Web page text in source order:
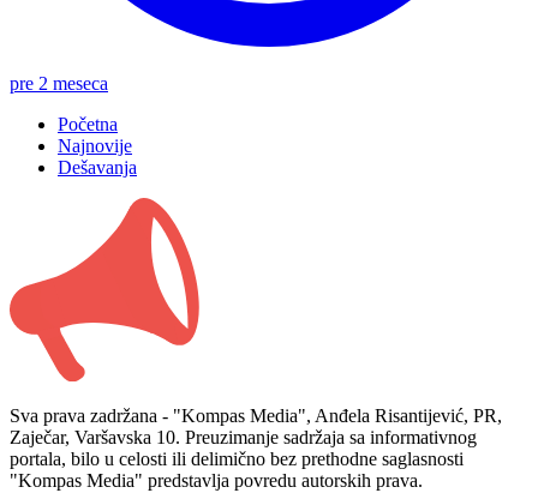
pre 2 meseca
Početna
Najnovije
Dešavanja
Sva prava zadržana - "Kompas Media", Anđela Risantijević, PR,
Zaječar, Varšavska 10. Preuzimanje sadržaja sa informativnog
portala, bilo u celosti ili delimično bez prethodne saglasnosti
"Kompas Media" predstavlja povredu autorskih prava.